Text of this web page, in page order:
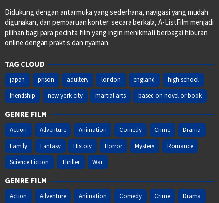
Didukung dengan antarmuka yang sederhana, navigasi yang mudah
digunakan, dan pembaruan konten secara berkala, A-ListFilm menjadi
pilihan bagi para pecinta film yang ingin menikmati berbagai hiburan
online dengan praktis dan nyaman.
TAG CLOUD
japan prison adultery london england
high school
friendship
new york city martial arts based on novel or book
GENRE FILM
Action Adventure Animation Comedy Crime
Drama
Family
Fantasy History Horror Mystery
Romance
Science Fiction
Thriller War
GENRE FILM
Action Adventure Animation Comedy Crime Drama